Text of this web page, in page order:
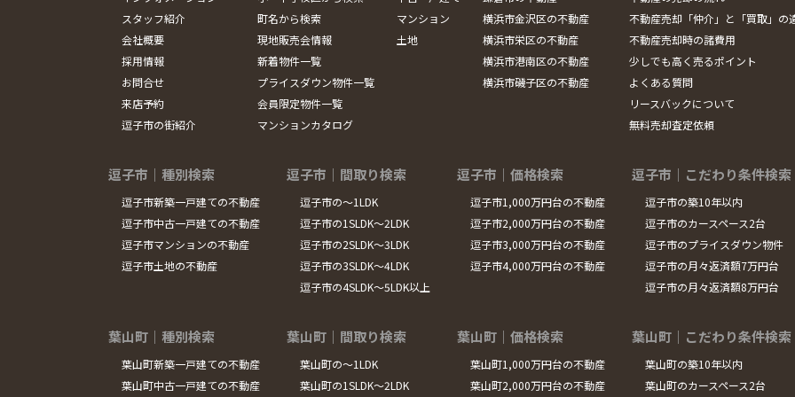
スタッフ紹介
会社概要
採用情報
お問合せ
来店予約
逗子市の街紹介
町名から検索
現地販売会情報
新着物件一覧
プライスダウン物件一覧
会員限定物件一覧
マンションカタログ
マンション
土地
横浜市金沢区の不動産
横浜市栄区の不動産
横浜市港南区の不動産
横浜市磯子区の不動産
不動産売却「仲介」と「買取」の
不動産売却時の諸費用
少しでも高く売るポイント
よくある質問
リースバックについて
無料売却査定依頼
逗子市｜種別検索
逗子市新築一戸建ての不動産
逗子市中古一戸建ての不動産
逗子市マンションの不動産
逗子市土地の不動産
逗子市｜間取り検索
逗子市の～1LDK
逗子市の1SLDK～2LDK
逗子市の2SLDK～3LDK
逗子市の3SLDK～4LDK
逗子市の4SLDK～5LDK以上
逗子市｜価格検索
逗子市1,000万円台の不動産
逗子市2,000万円台の不動産
逗子市3,000万円台の不動産
逗子市4,000万円台の不動産
逗子市｜こだわり条件検索
逗子市の築10年以内
逗子市のカースペース2台
逗子市のプライスダウン物件
逗子市の月々返済額7万円台
逗子市の月々返済額8万円台
葉山町｜種別検索
葉山町新築一戸建ての不動産
葉山町中古一戸建ての不動産
葉山町｜間取り検索
葉山町の～1LDK
葉山町の1SLDK～2LDK
葉山町｜価格検索
葉山町1,000万円台の不動産
葉山町2,000万円台の不動産
葉山町｜こだわり条件検索
葉山町の築10年以内
葉山町のカースペース2台